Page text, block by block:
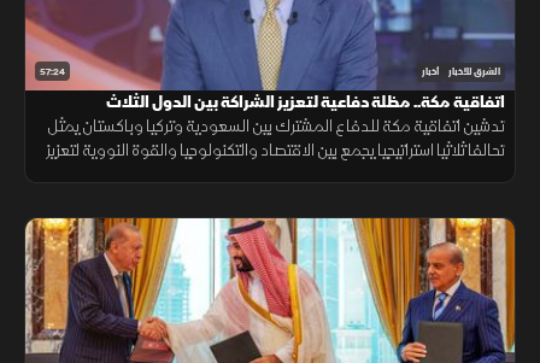
57:24 الشرق للأخبار أخبار
اتفاقية مكة.. مظلة دفاعية لتعزيز الشراكة بين الدول الثلاث
تدشين اتفاقية مكة للدفاع المشترك بين السعودية وتركيا وباكستان يمثل
تحالفا ثلاثيا استراتيجيا يجمع بين الاقتصاد والتكنولوجيا والقوة النووية لتعزيز